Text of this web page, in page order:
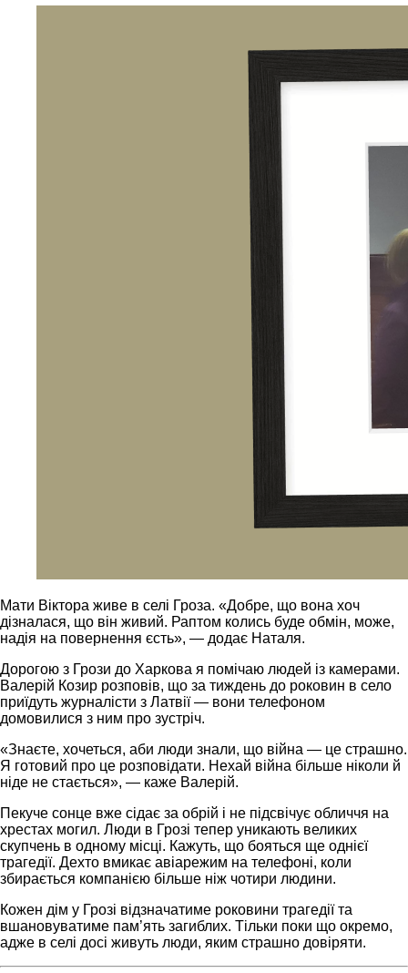
Мати Віктора живе в селі Гроза. «Добре, що вона хоч
дізналася, що він живий. Раптом колись буде обмін, може,
надія на повернення єсть», — додає Наталя.
Дорогою з Грози до Харкова я помічаю людей із камерами.
Валерій Козир розповів, що за тиждень до роковин в село
приїдуть журналісти з Латвії — вони телефоном
домовилися з ним про зустріч.
«Знаєте, хочеться, аби люди знали, що війна — це страшно.
Я готовий про це розповідати. Нехай війна більше ніколи й
ніде не стається», — каже Валерій.
Пекуче сонце вже сідає за обрій і не підсвічує обличчя на
хрестах могил. Люди в Грозі тепер уникають великих
скупчень в одному місці. Кажуть, що бояться ще однієї
трагедії. Дехто вмикає авіарежим на телефоні, коли
збирається компанією більше ніж чотири людини.
Кожен дім у Грозі відзначатиме роковини трагедії та
вшановуватиме пам’ять загиблих. Тільки поки що окремо,
адже в селі досі живуть люди, яким страшно довіряти.